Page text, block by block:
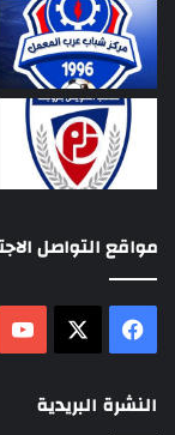
مواقع التواصل
فيسبوك
النشرة البريدية